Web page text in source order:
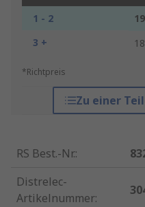
1 - 2
3 +
*Richtpreis
Zu einer
RS Best.-Nr.:
Distrelec-
Artikelnummer: